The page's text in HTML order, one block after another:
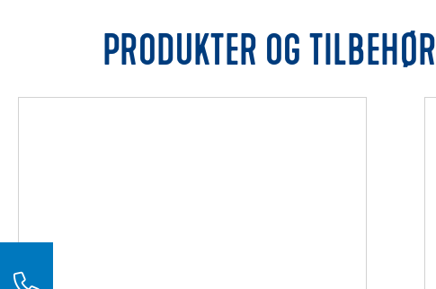
PRODUKTER OG TILBEHØR